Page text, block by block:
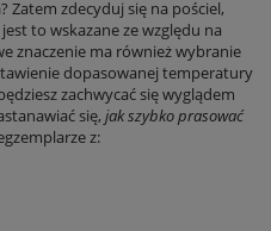
Zatem zdecyduj się na pościel,
to wskazane ze względu na
znaczenie ma również wybranie
dopasowanej temperatury
zachwycać się wyglądem
się, jak szybko prasować
z: